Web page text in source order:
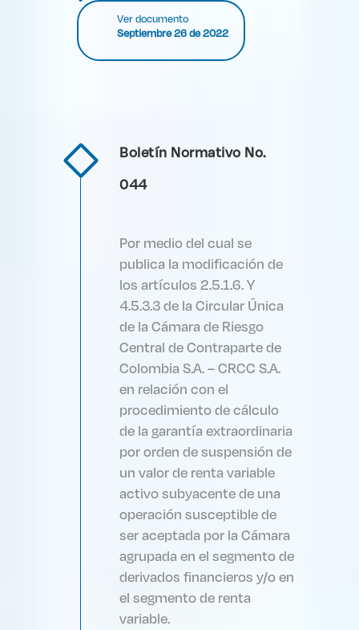
Ver documento
Septiembre 26 de 2022
Boletín Normativo No.
044
Por medio del cual se
publica la modificación de
los artículos 2.5.1.6. Y
4.5.3.3 de la Circular Única
de la Cámara de Riesgo
Central de Contraparte de
Colombia S.A. – CRCC S.A.
en relación con el
procedimiento de cálculo
de la garantía extraordinaria
por orden de suspensión de
un valor de renta variable
activo subyacente de una
operación susceptible de
ser aceptada por la Cámara
agrupada en el segmento de
derivados financieros y/o en
el segmento de renta
variable.